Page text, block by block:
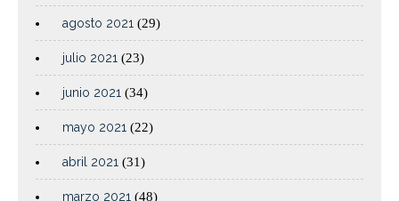
agosto 2021 (29)
julio 2021 (23)
junio 2021 (34)
mayo 2021 (22)
abril 2021 (31)
marzo 2021 (48)